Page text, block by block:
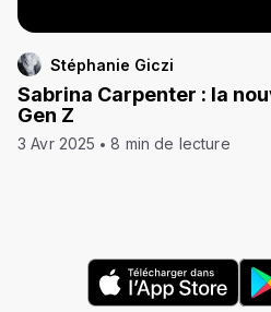
Stéphanie Giczi
Sabrina Carpenter : la
Gen Z
3 Avr 2025 8 min de lecture